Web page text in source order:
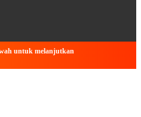
untuk melanjutkan